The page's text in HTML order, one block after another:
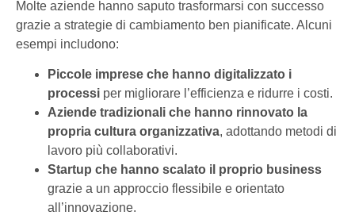
Molte aziende hanno saputo trasformarsi con successo
grazie a strategie di cambiamento ben pianificate. Alcuni
esempi includono:
Piccole imprese che hanno digitalizzato i
processi per migliorare l’efficienza e ridurre i costi.
Aziende tradizionali che hanno rinnovato la
propria cultura organizzativa, adottando metodi di
lavoro più collaborativi.
Startup che hanno scalato il proprio business
grazie a un approccio flessibile e orientato
all’innovazione.